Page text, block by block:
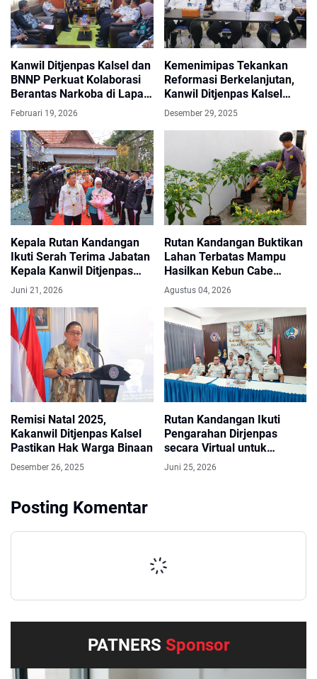
Kanwil Ditjenpas Kalsel dan
BNNP Perkuat Kolaborasi
Berantas Narkoba di Lapas
dan Rutan
Februari 19, 2026
Kemenimipas Tekankan
Reformasi Berkelanjutan,
Kanwil Ditjenpas Kalsel
Konsolidasikan PRIMA
Desember 29, 2025
Kepala Rutan Kandangan
Ikuti Serah Terima Jabatan
Kepala Kanwil Ditjenpas
Kalsel
Juni 21, 2026
Rutan Kandangan Buktikan
Lahan Terbatas Mampu
Hasilkan Kebun Cabe
Produktif untuk Dukung
Ketahanan Pangan
Agustus 04, 2026
Remisi Natal 2025,
Kakanwil Ditjenpas Kalsel
Pastikan Hak Warga Binaan
Desember 26, 2025
Rutan Kandangan Ikuti
Pengarahan Dirjenpas
secara Virtual untuk
Perkuat Kinerja
Juni 25, 2026
Posting Komentar
PATNERS Sponsor